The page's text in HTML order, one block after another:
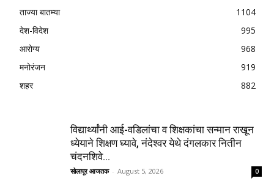
ताज्या बातम्या
1104
देश-विदेश
995
आरोग्य
968
मनोरंजन
919
शहर
882
विद्यार्थ्यांनी आई-वडिलांचा व शिक्षकांचा सन्मान राखून
ध्येयाने शिक्षण घ्यावे, नंदेश्वर येथे दंगलकार नितीन
चंदनशिवे...
सोलापूर आजतक - August 5, 2026 0